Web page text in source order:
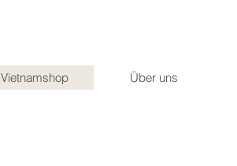
Vietnamshop Über uns